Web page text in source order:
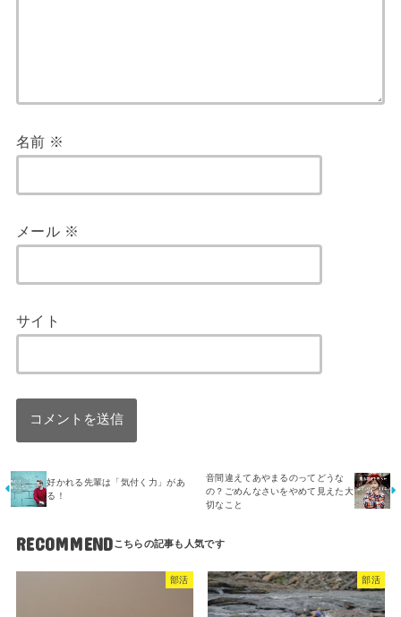
名前 ※
メール ※
サイト
好かれる先輩は「気付く力」があ
る！
音間違えてあやまるのってどうな
の？ごめんなさいをやめて見えた大
切なこと
RECOMMEND
部活 部活